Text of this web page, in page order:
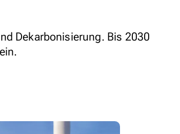
Dekarbonisierung. Bis 2030